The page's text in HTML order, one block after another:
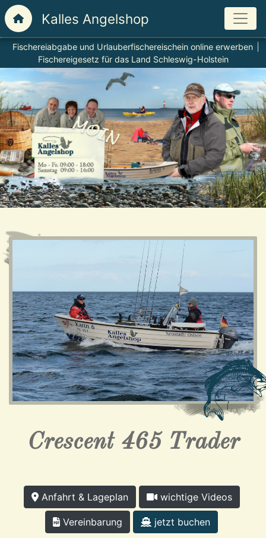
Fischereiabgabe und Urlauberfischereischein online erwerben
Fischereigesetz für das Land Schleswig-Holstein
Crescent 465 Trader
Anfahrt & Lageplan wichtige Videos
Vereinbarung jetzt buchen